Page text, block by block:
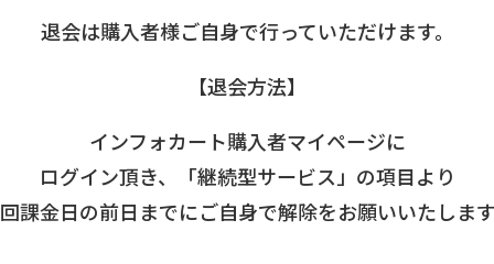
退会は購入者様ご自身で行っていただけます。
【退会方法】
インフォカート購入者マイページに
ログイン頂き、「継続型サービス」の項目より
課金日の前日までにご自身で解除をお願いいたしま